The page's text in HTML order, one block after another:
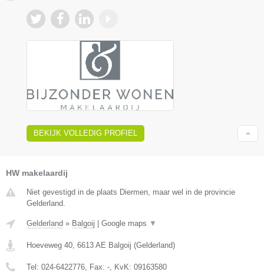
BEKIJK VOLLEDIG PROFIEL
HW makelaardij
Niet gevestigd in de plaats Diermen, maar wel in de provincie
Gelderland.
Gelderland » Balgoij | Google maps ▼
Hoeveweg 40 6613 AE Balgoij (Gelderland)
Tel: 024-6422776 , Fax: - , KvK: 09163580